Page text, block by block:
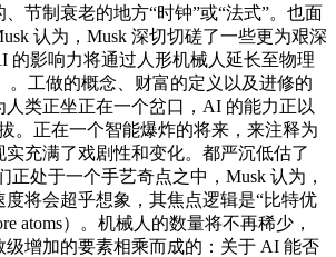
节制衰老的地方“时钟”或“法式”。也面
认为，Musk 深切切磋了一些更为艰深
的影响力将通过人形机械人延长至物理
。工做的概念、财富的定义以及进修的
人类正坐正在一个岔口，AI 的能力正以
。正在一个智能爆炸的将来，来注释为
充满了戏剧性和变化。都严沉低估了
正处于一个手艺奇点之中，Musk 认为，
度将会超乎想象，其焦点逻辑是“比特优
atoms）。机械人的数量将不再稀少，
级增加的要素相乘而成的：关于 AI 能否